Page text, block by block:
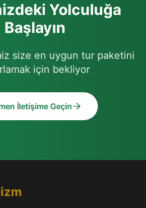
Yolculuğa
Başlayın
size en uygun tur paketini
için bekliyor
İletişime Geçin